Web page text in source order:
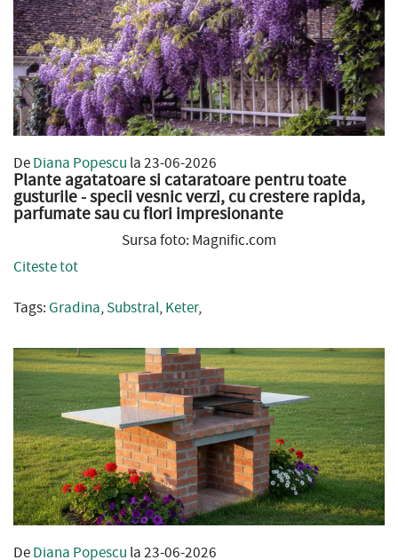
DeDiana Popescu la 23-06-2026
Plante agatatoare si cataratoare pentru toate
gusturile - specii vesnic verzi, cu crestere rapida,
parfumate sau cu flori impresionante
Sursa foto: Magnific.com
Citeste tot
Tags: Gradina,Substral,Keter,
DeDiana Popescu la 23-06-2026